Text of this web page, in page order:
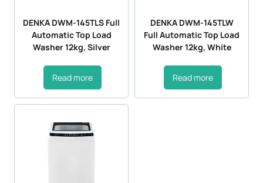
DENKA DWM-145TLS Full
Automatic Top Load
Washer 12kg, Silver
Read more
DENKA DWM-145TLW
Full Automatic Top Load
Washer 12kg, White
Read more